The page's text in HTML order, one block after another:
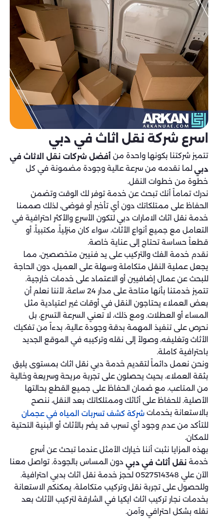
اسرع شركة نقل اثاث في دبي
تتميز شركتنا بكونها واحدة من أفضل شركات نقل الاثاث في
دبي لما نقدمه من سرعة عالية وجودة مضمونة في كل
خطوة من خطوات النقل.
ندرك تماماً أنك تبحث عن خدمة توفر لك الوقت وتضمن
الحفاظ على ممتلكاتك دون أي تأخير أو فوضى، لذلك صممنا
خدمة نقل اثاث الامارات دبي لتكون الأسرع والأكثر احترافية في
التعامل مع جميع أنواع الأثاث، سواء كان منزلياً، مكتبياً، أو
قطعاً حساسة تحتاج إلى عناية خاصة.
نقدم خدمة الفك والتركيب على يد فنيين متخصصين، مما
يجعل عملية النقل متكاملة وسهلة على العميل، دون الحاجة
للبحث عن عمال إضافيين أو الاعتماد على خدمات خارجية.
تتميز خدمتنا بأنها متاحة على مدار 24 ساعة، لأننا نعلم أن
بعض العملاء يحتاجون النقل في أوقات غير اعتيادية مثل
المساء أو العطلات. ومع ذلك، لا تعني السرعة التسرع، بل
نحرص على تنفيذ المهمة بدقة وجودة عالية، بدءاً من تفكيك
الأثاث وتغليفه، وصولاً إلى نقله وتركيبه في الموقع الجديد
باحترافية كاملة.
ونحن نعمل دائماً لتقديم خدمة دبي نقل اثاث بمستوى يليق
بثقة العملاء، بحيث يحصلون على تجربة مريحة وسريعة وخالية
من المتاعب، مع ضمان الحفاظ على جميع القطع بحالتها
الأصلية. للحفاظ على أثاثك وممتلكاتك بعد النقل، ننصح
بالاستعانة بخدمات شركة كشف تسربات المياه في عجمان
للتأكد من عدم وجود أي تسرب قد يضر بالأثاث أو البنية التحتية
للمكان.
بهذه المزايا نثبت أننا خيارك الأمثل عندما تبحث عن أسرع
خدمة نقل أثاث في دبي دون المساس بالجودة. تواصل معنا
الآن علي 0527514348 لحجز خدمة نقل اثاث بدبي احترافية.
وللحصول على تجربة نقل وتركيب متكاملة، يمكنكم الاستعانة
بخدمات نجار تركيب اثاث ايكيا في الشارقة لتركيب الأثاث بعد
نقله بشكل احترافي وآمن.